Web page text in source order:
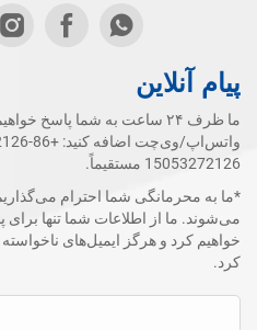
پیام آنلاین
ما ظرف ۲۴ ساعت به شما پاسخ
واتس‌اپ/وی‌چت اضافه کنید: +86-15053272126
15053272126 مستقیماً.
*ما به محرمانگی شما احترام
می‌شوند. ما از اطلاعات شما تنها برای
خواهیم کرد و هرگز ایمیل‌های ناخواسته
کرد.